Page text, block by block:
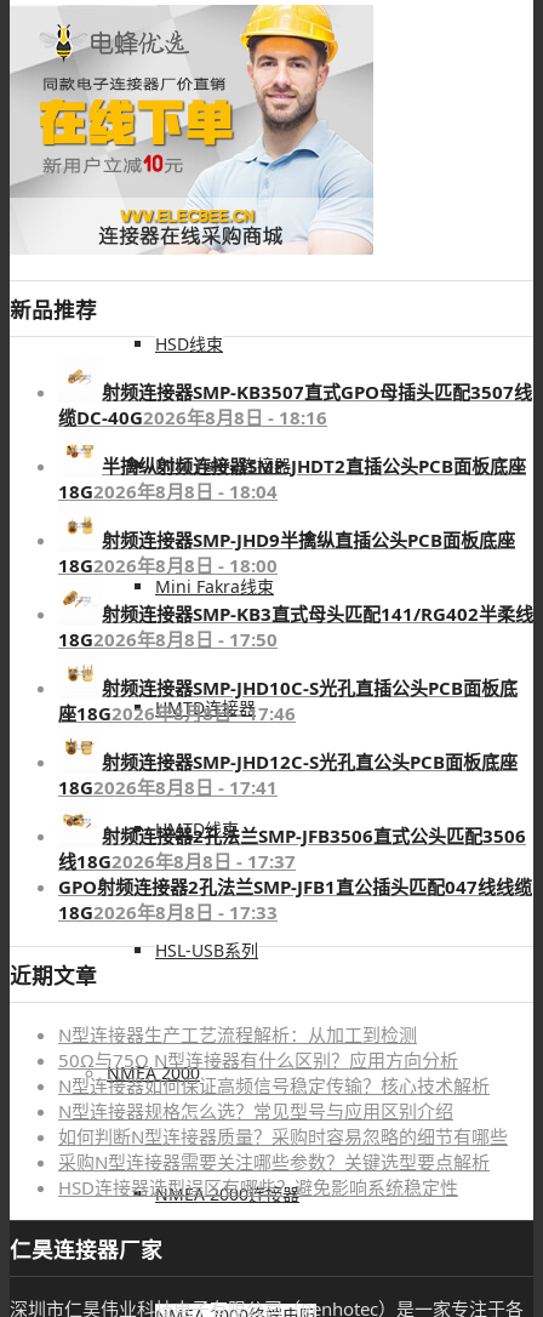
Fakra线束
HSD连接器
HSD线束
Mini Fakra连接器
Mini Fakra线束
HMTD连接器
HMTD线束
HSL-USB系列
NMEA 2000
NMEA 2000连接器
新品推荐
射频连接器SMP-KB3507直式GPO母插头匹配3507线
缆DC-40G2026年8月8日 - 18:16
半擒纵射频连接器SMP-JHDT2直插公头PCB面板底座
18G2026年8月8日 - 18:04
射频连接器SMP-JHD9半擒纵直插公头PCB面板底座
18G2026年8月8日 - 18:00
射频连接器SMP-KB3直式母头匹配141/RG402半柔线
18G2026年8月8日 - 17:50
射频连接器SMP-JHD10C-S光孔直插公头PCB面板底
座18G2026年8月8日 - 17:46
射频连接器SMP-JHD12C-S光孔直公头PCB面板底座
18G2026年8月8日 - 17:41
射频连接器2孔法兰SMP-JFB3506直式公头匹配3506
线18G2026年8月8日 - 17:37
GPO射频连接器2孔法兰SMP-JFB1直公插头匹配047线线缆
18G2026年8月8日 - 17:33
近期文章
N型连接器生产工艺流程解析：从加工到检测
50Ω与75Ω N型连接器有什么区别？应用方向分析
N型连接器如何保证高频信号稳定传输？核心技术解析
N型连接器规格怎么选？常见型号与应用区别介绍
如何判断N型连接器质量？采购时容易忽略的细节有哪些
采购N型连接器需要关注哪些参数？关键选型要点解析
HSD连接器选型误区有哪些？避免影响系统稳定性
仁昊连接器厂家
深圳市仁昊伟业科技电子有限公司（Renhotec）是一家专注于各